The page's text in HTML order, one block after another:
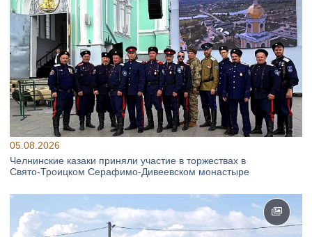
05.08.2026
Челнинские казаки приняли участие в торжествах в
Свято‑Троицком Серафимо‑Дивеевском монастыре